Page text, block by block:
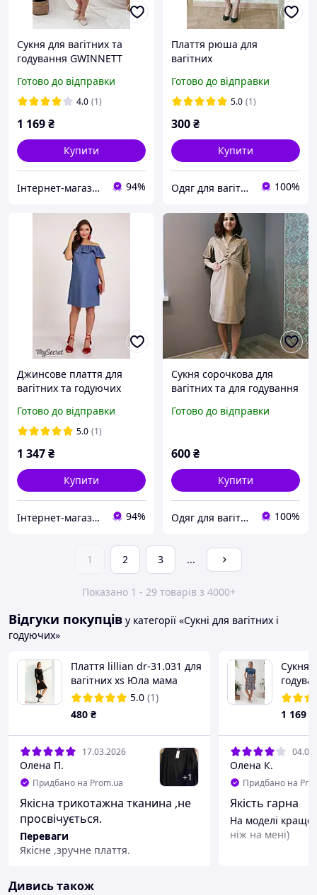
Сукня для вагітних та
годування GWINNETT
Готово до відправки
4.0 (1)
1 169₴
Купити
Інтернет-магазин "Мамин стиль" 94%
Плаття рюша для
вагітних
Готово до відправки
5.0 (1)
300₴
Купити
Одяг для вагітних Інтернет магазин "Прегнант-стайл" 100%
Джинсове плаття для
вагітних та годуючих
блакитне з принтом
крапочки
Готово до відправки
5.0 (1)
1 347₴
Купити
Інтернет-магазин "Мамин стиль" 94%
Сукня сорочкова для
вагітних та для годування
бежева.
Готово до відправки
600₴
Купити
Одяг для вагітних Інтернет магазин "Прегнант-стайл" 100%
1 2 3 ...
Показано 1 - 29 товарів з 4000+
Відгуки покупців у категорії «Сукні для вагітних і
годуючих»
Плаття lillian dr-31.031 для
вагітних xs Юла мама
5.0 (1)
480 ₴
17.03.2026
Олена П.
Придбано на Prom.ua +1
Якісна трикотажна тканина ,не
просвічується.
Переваги
Якісне ,зручне плаття.
Немає.
Сукня
синя
1 169
Олена К.
Придбано на
Якість гарна
На моделі краще
ніж на мені)
Дивись також